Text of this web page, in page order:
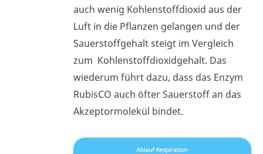
auch wenig Kohlenstoffdioxid aus der
Luft in die Pflanzen gelangen und der
Sauerstoffgehalt steigt im Vergleich
zum Kohlenstoffdioxidgehalt. Das
wiederum führt dazu, dass das Enzym
RubisCO auch öfter Sauerstoff an das
Akzeptormolekül bindet.